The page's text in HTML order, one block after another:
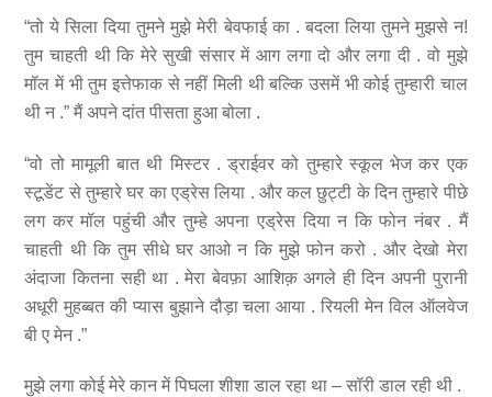
“तो ये सिला दिया तुमने मुझे मेरी बेवफाई का . बदला लिया तुमने मुझसे न!
तुम चाहती थी कि मेरे सुखी संसार में आग लगा दो और लगा दी . वो मुझे
मॉल में भी तुम इत्तेफाक से नहीं मिली थी बल्कि उसमें भी कोई तुम्हारी चाल
थी न .” मैं अपने दांत पीसता हुआ बोला .
“वो तो मामूली बात थी मिस्टर . ड्राईवर को तुम्हारे स्कूल भेज कर एक
स्टूडेंट से तुम्हारे घर का एड्रेस लिया . और कल छुट्टी के दिन तुम्हारे पीछे
लग कर मॉल पहुंची और तुम्हे अपना एड्रेस दिया न कि फोन नंबर . मैं
चाहती थी कि तुम सीधे घर आओ न कि मुझे फोन करो . और देखो मेरा
अंदाजा कितना सही था . मेरा बेवफ़ा आशिक़ अगले ही दिन अपनी पुरानी
अधूरी मुहब्बत की प्यास बुझाने दौड़ा चला आया . रियली मेन विल ऑलवेज
बी ए मेन .”
मुझे लगा कोई मेरे कान में पिघला शीशा डाल रहा था – सॉरी डाल रही थी .